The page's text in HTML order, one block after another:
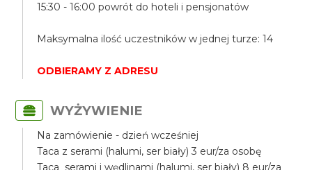
15:30 - 16:00 powrót do hoteli i pensjonatów
Maksymalna ilość uczestników w jednej turze: 14
ODBIERAMY Z ADRESU
WYŻYWIENIE
Na zamówienie - dzień wcześniej
Taca z serami (halumi, ser biały) 3 eur/za osobę
Taca serami i wędlinami (halumi, ser biały) 8 eur/za